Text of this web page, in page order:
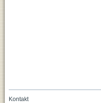
Kontakt